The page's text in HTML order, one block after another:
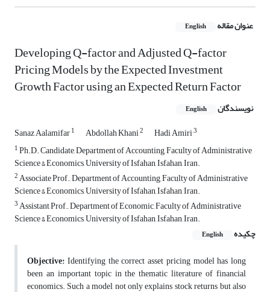
عنوان مقاله English
Developing Q-factor and Adjusted Q-factor
Pricing Models by the Expected Investment
Growth Factor using an Expected Return Factor
نویسندگان English
Sanaz Aalamifar1 Abdollah Khani2 Hadi Amiri3
1Ph.D. Candidate, Department of Accounting, Faculty of Administrative
Science & Economics, University of Isfahan, Isfahan, Iran.
2Associate Prof., Department of Accounting, Faculty of Administrative
Science & Economics, University of Isfahan, Isfahan, Iran.
3Assistant Prof., Department of Economic, Faculty of Administrative
Science & Economics, University of Isfahan, Isfahan, Iran.
چکیده
English
Objective:Identifying the correct asset pricing model has long
been an important topic in the thematic literature of financial
economics. Such a model not only explains stock returns but also